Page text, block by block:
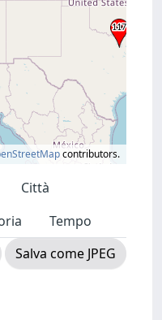
contributors.
Città
Tempo
Salva come JPEG